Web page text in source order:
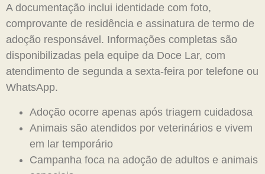
A documentação inclui identidade com foto,
comprovante de residência e assinatura de termo de
adoção responsável. Informações completas são
disponibilizadas pela equipe da Doce Lar, com
atendimento de segunda a sexta-feira por telefone ou
WhatsApp.
Adoção ocorre apenas após triagem cuidadosa
Animais são atendidos por veterinários e vivem
em lar temporário
Campanha foca na adoção de adultos e animais